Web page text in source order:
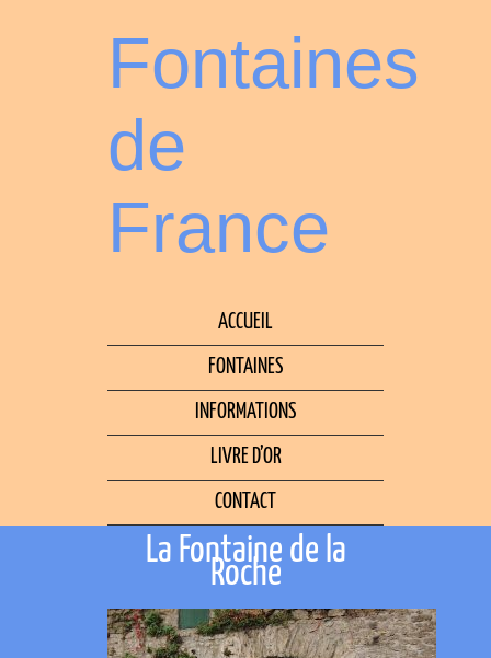
Fontaines
de
France
ACCUEIL
FONTAINES
INFORMATIONS
LIVRE D’OR
CONTACT
La Fontaine de la
Roche